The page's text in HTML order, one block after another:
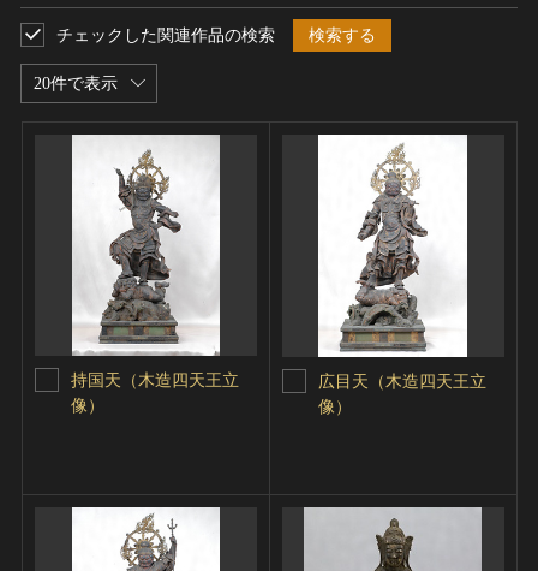
20件で表示
チェックした関連作品の検索 検索する
持国天（木造四天王立
像）
広目天（木造四天王立
像）